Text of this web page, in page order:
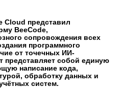
Cloud представил
BeeCode,
сопровождения всех
программного
от точечных ИИ-
представляет собой единую
написание кода,
обработку данных и
систем.